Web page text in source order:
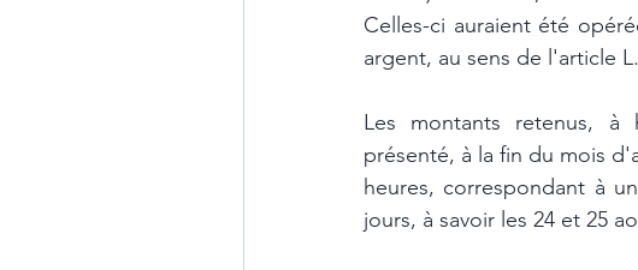
Celles-ci auraient été
argent, au sens de l'article
Les montants retenus, à
présenté, à la fin du mois
heures, correspondant à
jours, à savoir les 24 et 25